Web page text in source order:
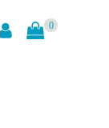
0